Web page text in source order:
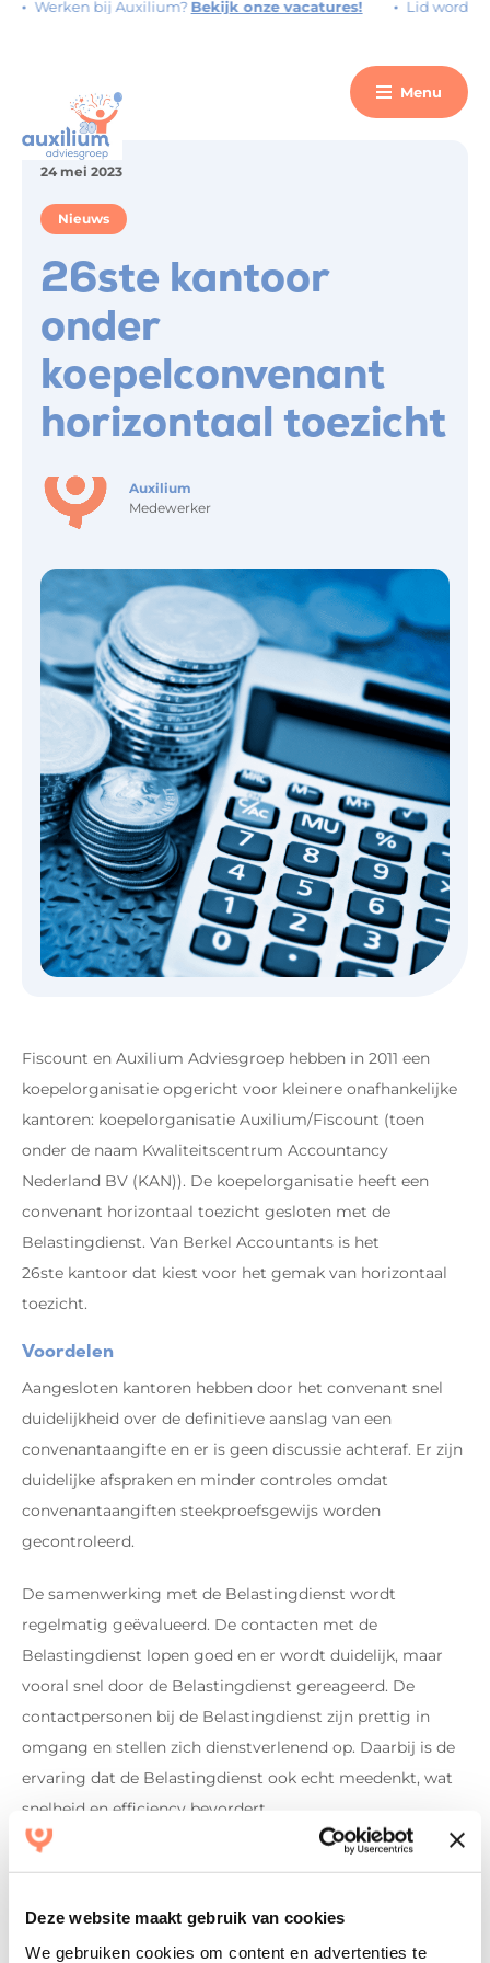
Deze website maakt gebruik van cookies
We gebruiken cookies om content en advertenties te
Werken bij Auxilium?Bekijk onze vacatures! Lid worden?
Menu
24 mei 2023
Nieuws
26ste kantoor
onder
koepelconvenant
horizontaal toezicht
Auxilium
Medewerker
Fiscount en Auxilium Adviesgroep hebben in 2011 een
koepelorganisatie opgericht voor kleinere onafhankelijke
kantoren: koepelorganisatie Auxilium/Fiscount (toen
onder de naam Kwaliteitscentrum Accountancy
Nederland BV (KAN)). De koepelorganisatie heeft een
convenant horizontaal toezicht gesloten met de
Belastingdienst. Van Berkel Accountants is het
26ste kantoor dat kiest voor het gemak van horizontaal
toezicht.
Voordelen
Aangesloten kantoren hebben door het convenant snel
duidelijkheid over de definitieve aanslag van een
convenantaangifte en er is geen discussie achteraf. Er zijn
duidelijke afspraken en minder controles omdat
convenantaangiften steekproefsgewijs worden
gecontroleerd.
De samenwerking met de Belastingdienst wordt
regelmatig geëvalueerd. De contacten met de
Belastingdienst lopen goed en er wordt duidelijk, maar
vooral snel door de Belastingdienst gereageerd. De
contactpersonen bij de Belastingdienst zijn prettig in
omgang en stellen zich dienstverlenend op. Daarbij is de
ervaring dat de Belastingdienst ook echt meedenkt, wat
snelheid en efficiency bevordert.